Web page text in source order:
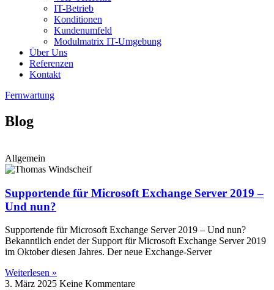
IT-Betrieb
Konditionen
Kundenumfeld
Modulmatrix IT-Umgebung
Über Uns
Referenzen
Kontakt
Fernwartung
Blog
Allgemein
Supportende für Microsoft Exchange Server 2019 –
Und nun?
Supportende für Microsoft Exchange Server 2019 – Und nun?
Bekanntlich endet der Support für Microsoft Exchange Server 2019
im Oktober diesen Jahres. Der neue Exchange-Server
Weiterlesen »
3. März 2025 Keine Kommentare